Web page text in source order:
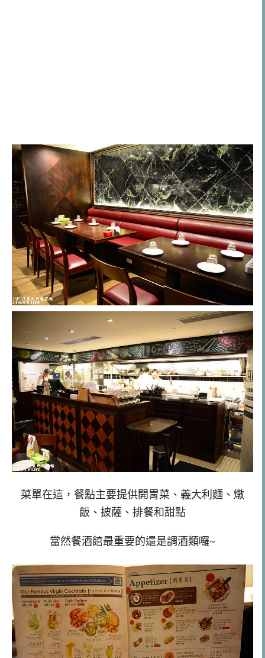
菜單在這，餐點主要提供開胃菜、義大利麵、燉
飯、披薩、排餐和甜點
當然餐酒館最重要的還是調酒類囉~